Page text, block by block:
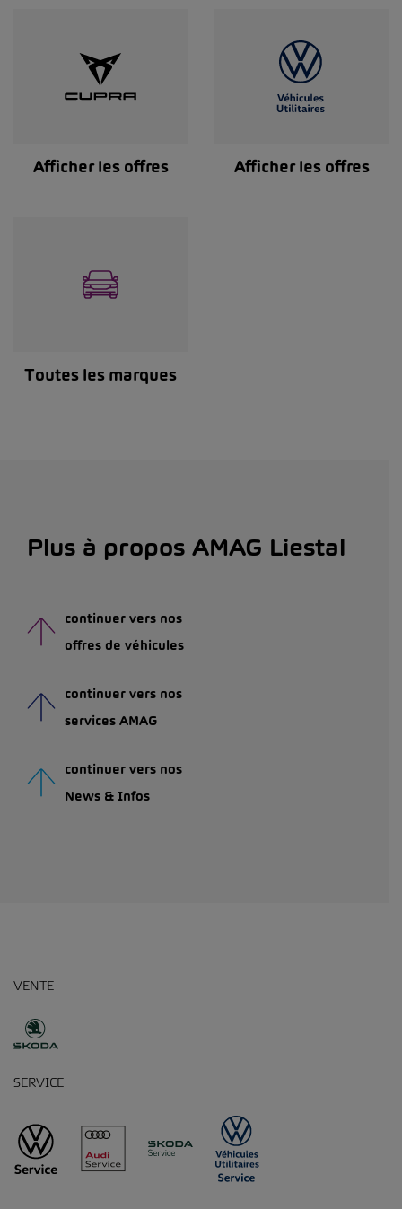
Afficher les offres Afficher les offres
Toutes les marques
Plus à propos AMAG Liestal
continuer vers nos
offres de véhicules
continuer vers nos
services AMAG
continuer vers nos
News & Infos
VENTE
SERVICE